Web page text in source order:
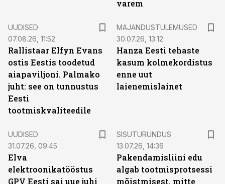
varem
UUDISED
07.08.26, 11:52
Rallistaar Elfyn Evans
ostis Eestis toodetud
aiapaviljoni. Palmako
juht: see on tunnustus
Eesti
tootmiskvaliteedile
MAJANDUSTULEMUSED
30.07.26, 13:12
Hanza Eesti tehaste
kasum kolmekordistus
enne uut
laienemislainet
UUDISED
31.07.26, 09:45
Elva
elektroonikatööstus
GPV Eesti sai uue juhi
SISUTURUNDUS
13.07.26, 14:36
Pakendamisliini edu
algab tootmisprotsessi
mõistmisest, mitte